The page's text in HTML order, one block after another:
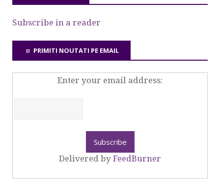
Subscribe in a reader
PRIMITI NOUTATI PE EMAIL
Enter your email address:
Delivered by FeedBurner